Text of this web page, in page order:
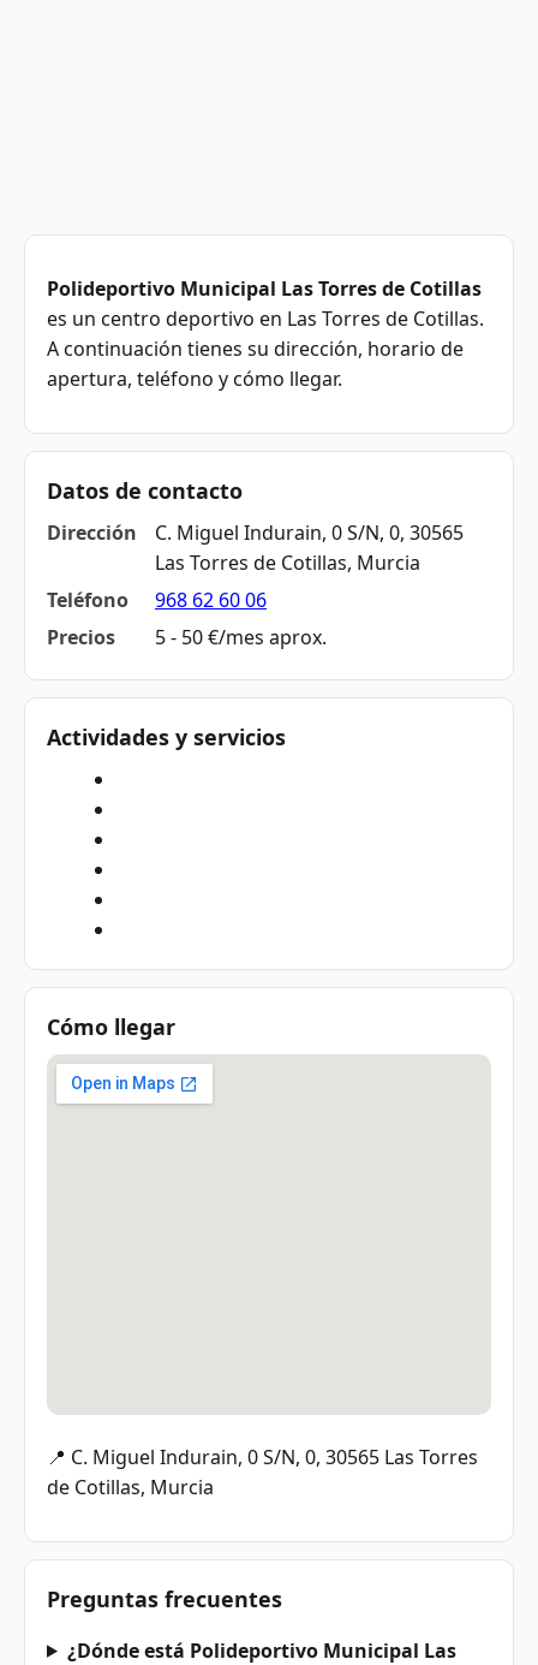
Polideportivo Municipal Las Torres de Cotillas
es un centro deportivo en Las Torres de Cotillas.
A continuación tienes su dirección, horario de
apertura, teléfono y cómo llegar.
Datos de contacto
Dirección
C. Miguel Indurain, 0 S/N, 0, 30565
Las Torres de Cotillas, Murcia
Teléfono
968 62 60 06
Precios
5 - 50 €/mes aprox.
Actividades y servicios
Cómo llegar
📍 C. Miguel Indurain, 0 S/N, 0, 30565 Las Torres
de Cotillas, Murcia
Preguntas frecuentes
¿Dónde está Polideportivo Municipal Las